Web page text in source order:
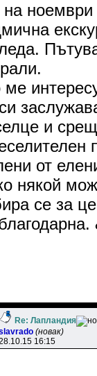
на
ме
и
от
някой
се за
Re: Лапландия
(новак)
16:15